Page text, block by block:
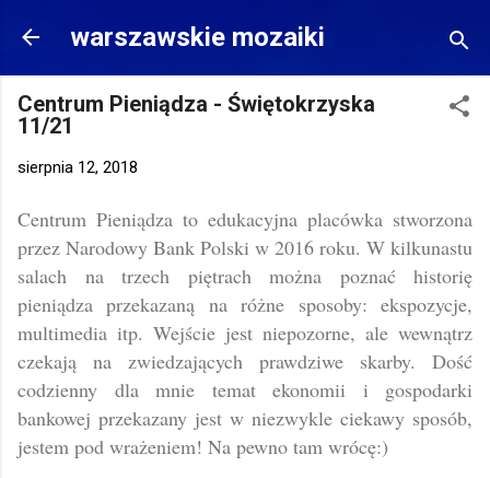
Przejdź do głównej zawartości
warszawskie mozaiki
Centrum Pieniądza - Świętokrzyska
11/21
sierpnia 12, 2018
Centrum Pieniądza to edukacyjna placówka stworzona
przez Narodowy Bank Polski w 2016 roku. W kilkunastu
salach na trzech piętrach można poznać historię
pieniądza przekazaną na różne sposoby: ekspozycje,
multimedia itp. Wejście jest niepozorne, ale wewnątrz
czekają na zwiedzających prawdziwe skarby. Dość
codzienny dla mnie temat ekonomii i gospodarki
bankowej przekazany jest w niezwykle ciekawy sposób,
jestem pod wrażeniem! Na pewno tam wrócę:)